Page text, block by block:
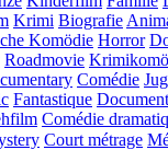
Krimi Biografie
Komödie Horror
Roadmovie
Comédie
Fantastique
Comédie
Court métrage